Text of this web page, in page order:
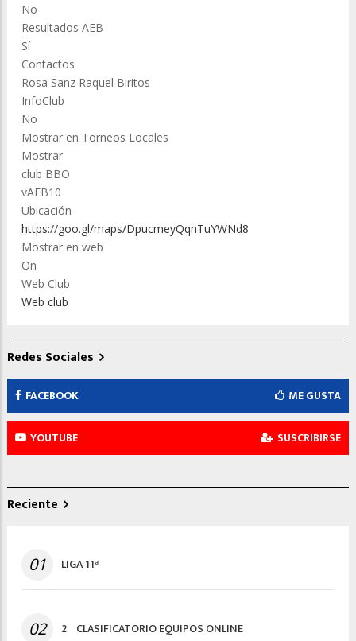
No
Resultados AEB
Sí
Contactos
Rosa Sanz Raquel Biritos
InfoClub
No
Mostrar en Torneos Locales
Mostrar
club BBO
vAEB10
Ubicación
https://goo.gl/maps/DpucmeyQqnTuYWNd8
Mostrar en web
On
Web Club
Web club
Redes Sociales
FACEBOOK ME GUSTA
YOUTUBE SUSCRIBIRSE
Reciente
01 LIGA 11ª
02 2º CLASIFICATORIO EQUIPOS ONLINE